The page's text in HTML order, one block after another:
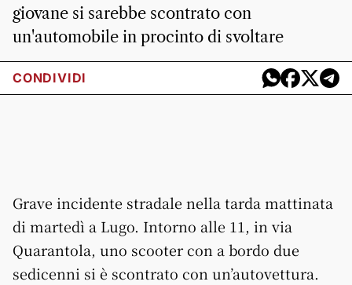
giovane si sarebbe scontrato con
un'automobile in procinto di svoltare
CONDIVIDI
Grave incidente stradale nella tarda mattinata
di martedì a Lugo. Intorno alle 11, in via
Quarantola, uno scooter con a bordo due
sedicenni si è scontrato con un’autovettura.